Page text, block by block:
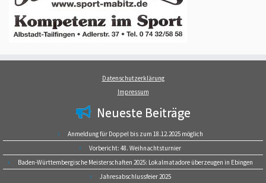
Datenschutzerklärung
Impressum
Neueste Beiträge
Anmeldung für Doppel bis zum 18.12.2025 möglich
Vorbericht: 48. Weihnachtsturnier
Baden-Württembergische Meisterschaften 2025: Lokalmatadore überzeugen in Ebingen
Jahresabschlussfeier 2025